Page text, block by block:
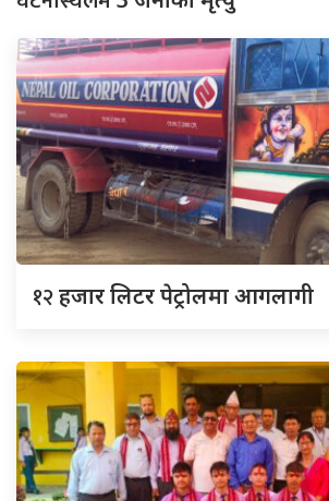
१२हजार लिटर पेट्रोलमा आगलागी